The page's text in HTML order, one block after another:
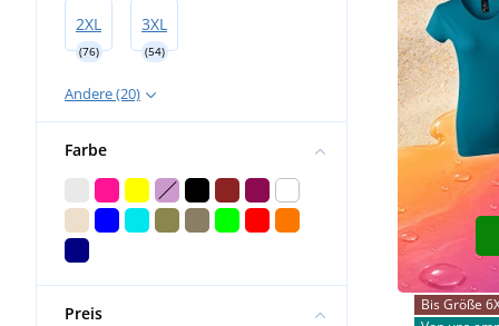
2XL
(76)
3XL
(54)
Andere (20)
Farbe
Preis
Bis Größe